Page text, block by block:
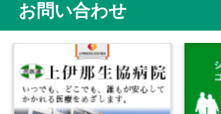
お問い合わせ